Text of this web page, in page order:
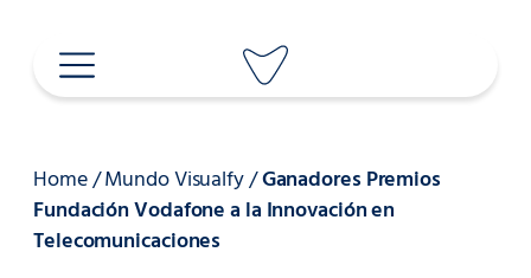
contenido
Home/Mundo Visualfy/Ganadores Premios
Fundación Vodafone a la Innovación en
Telecomunicaciones